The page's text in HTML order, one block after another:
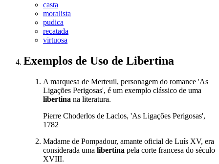
casta
moralista
pudica
recatada
virtuosa
Exemplos de Uso de Libertina
A marquesa de Merteuil, personagem do romance 'As
Ligações Perigosas', é um exemplo clássico de uma
libertina na literatura.
Pierre Choderlos de Laclos, 'As Ligações Perigosas',
1782
Madame de Pompadour, amante oficial de Luís XV, era
considerada uma libertina pela corte francesa do século
XVIII.